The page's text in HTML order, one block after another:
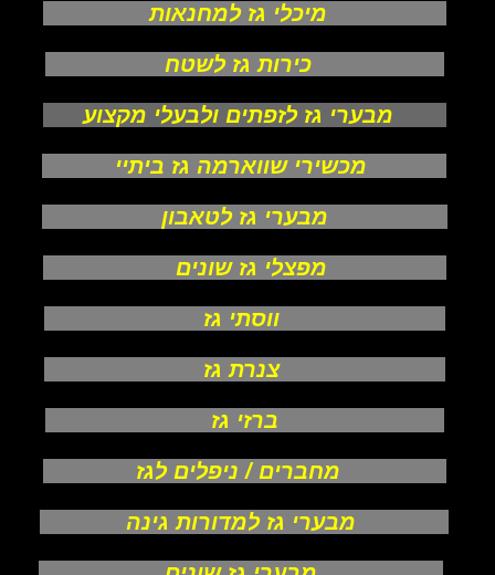
מיכלי גז למחנאות
כירות גז לשטח
מבערי גז לזפתים ולבעלי מקצוע
מכשירי שווארמה גז ביתיי
מבערי גז לטאבון
מפצלי גז שונים
ווסתי גז
צנרת גז
ברזי גז
מחברים / ניפלים לגז
מבערי גז למדורות גינה